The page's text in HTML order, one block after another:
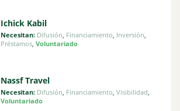
Ichick Kabil
Necesitan: Difusión Financiamiento Inversión
Préstamos, Voluntariado
Nassf Travel
Necesitan: Difusión, Financiamiento, Visibilidad,
Voluntariado